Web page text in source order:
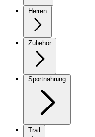
Herren
Zubehör
Sportnahrung
Trail